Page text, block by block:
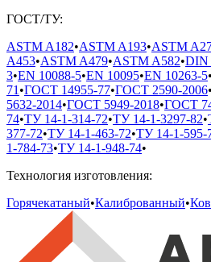
ГОСТ/ТУ:
ASTM A182•ASTM A193•ASTM
A453•ASTM A479•ASTM A582•DIN
3•EN 10088-5•EN 10095•EN 10263-5•
71•ГОСТ 14955-77•ГОСТ 2590-2006•
5632-2014•ГОСТ 5949-2018•ГОСТ
74•ТУ 14-1-314-72•ТУ 14-1-3297-82•
377-72•ТУ 14-1-463-72•ТУ 14-1-595-
1-784-73•ТУ 14-1-948-74•
Технология изготовления:
Горячекатаный•Калиброванный•